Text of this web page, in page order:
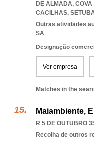
DE ALMADA,
CACILHAS,
Outras atividades
SA
Designação
Ver empresa
Matches in the
Maiambiente,
R 5 DE OUTUBRO
Recolha de outros